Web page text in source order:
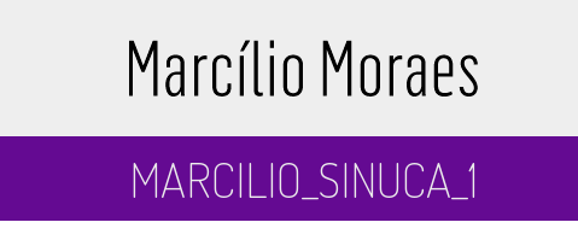
MARCILIO_SINUCA_1